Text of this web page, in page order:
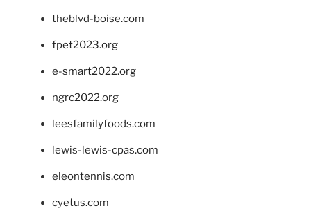
theblvd-boise.com
fpet2023.org
e-smart2022.org
ngrc2022.org
leesfamilyfoods.com
lewis-lewis-cpas.com
eleontennis.com
cyetus.com